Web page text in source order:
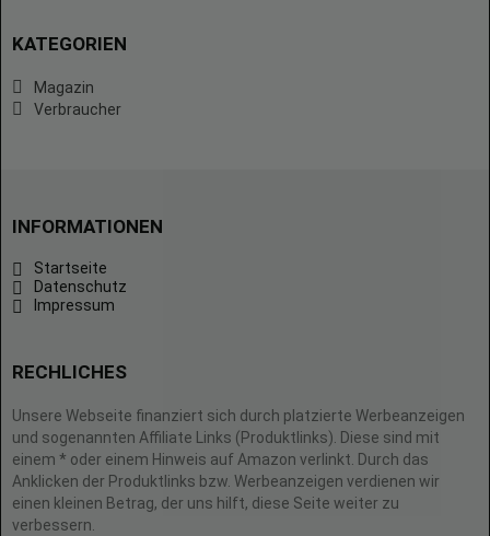
KATEGORIEN
Magazin
Verbraucher
INFORMATIONEN
Startseite
Datenschutz
Impressum
RECHLICHES
Unsere Webseite finanziert sich durch platzierte Werbeanzeigen
und sogenannten Affiliate Links (Produktlinks). Diese sind mit
einem * oder einem Hinweis auf Amazon verlinkt. Durch das
Anklicken der Produktlinks bzw. Werbeanzeigen verdienen wir
einen kleinen Betrag, der uns hilft, diese Seite weiter zu
verbessern.